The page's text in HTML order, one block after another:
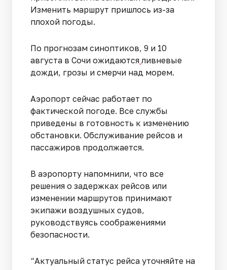
Изменить маршрут пришлось из-за
плохой погоды.
По прогнозам синоптиков, 9 и 10
августа в Сочи ожидаются ливневые
дожди, грозы и смерчи над морем.
Аэропорт сейчас работает по
фактической погоде. Все службы
приведены в готовность к изменению
обстановки. Обслуживание рейсов и
пассажиров продолжается.
В аэропорту напомнили, что все
решения о задержках рейсов или
изменении маршрутов принимают
экипажи воздушных судов,
руководствуясь соображениями
безопасности.
“Актуальный статус рейса уточняйте на